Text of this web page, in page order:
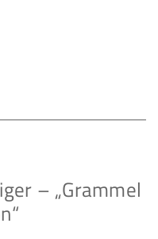
– „Grammel